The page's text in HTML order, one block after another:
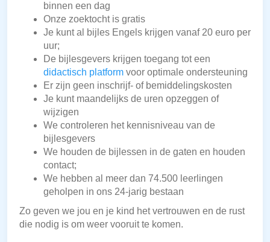
binnen een dag
Onze zoektocht is gratis
Je kunt al bijles Engels krijgen vanaf 20 euro per
uur;
De bijlesgevers krijgen toegang tot een
didactisch platform voor optimale ondersteuning
Er zijn geen inschrijf- of bemiddelingskosten
Je kunt maandelijks de uren opzeggen of
wijzigen
We controleren het kennisniveau van de
bijlesgevers
We houden de bijlessen in de gaten en houden
contact;
We hebben al meer dan 74.500 leerlingen
geholpen in ons 24-jarig bestaan
Zo geven we jou en je kind het vertrouwen en de rust
die nodig is om weer vooruit te komen.